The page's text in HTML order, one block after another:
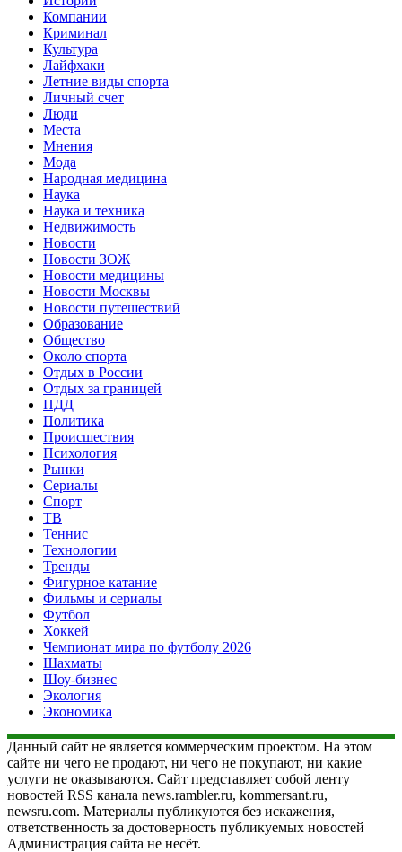
Компании
Криминал
Культура
Лайфхаки
Летние виды спорта
Личный счет
Люди
Места
Мнения
Мода
Народная медицина
Наука
Наука и техника
Недвижимость
Новости
Новости ЗОЖ
Новости медицины
Новости Москвы
Новости путешествий
Образование
Общество
Около спорта
Отдых в России
Отдых за границей
ПДД
Политика
Происшествия
Психология
Рынки
Сериалы
Спорт
ТВ
Теннис
Технологии
Тренды
Фигурное катание
Фильмы и сериалы
Футбол
Хоккей
Чемпионат мира по футболу 2026
Шахматы
Шоу-бизнес
Экология
Экономика
Данный сайт не является коммерческим проектом. На этом
сайте ни чего не продают, ни чего не покупают, ни какие
услуги не оказываются. Сайт представляет собой ленту
новостей RSS канала news.rambler.ru, kommersant.ru,
newsru.com. Материалы публикуются без искажения,
ответственность за достоверность публикуемых новостей
Администрация сайта не несёт.